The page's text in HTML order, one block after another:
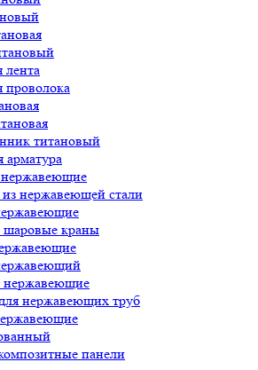
лента
проволока
титановый
арматура
нержавеющей стали
краны
нержавеющие
нержавеющих труб
панели